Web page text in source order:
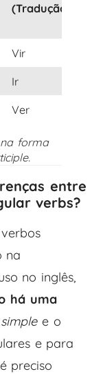
(Tradução)
Vir
Ir
Ver
forma
.
entre
verbs?
na
no inglês,
há uma
e o
e para
preciso